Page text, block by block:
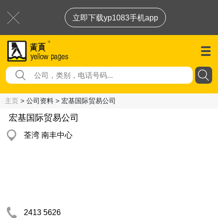
立即下载yp1083手机app
主页 > 公司资料 > 宏基国际贸易公司
宏基国际贸易公司
荃湾 南丰中心
2413 5626